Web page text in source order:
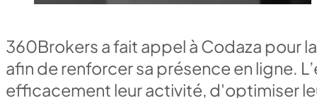
360Brokers a fait appel à Codaza pour
afin de renforcer sa présence en ligne.
efficacement leur activité, d'optimiser